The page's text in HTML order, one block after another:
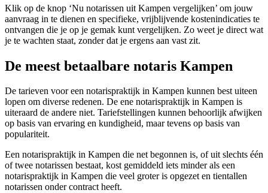
Klik op de knop ‘Nu notarissen uit Kampen vergelijken’ om jouw
aanvraag in te dienen en specifieke, vrijblijvende kostenindicaties te
ontvangen die je op je gemak kunt vergelijken. Zo weet je direct wat
je te wachten staat, zonder dat je ergens aan vast zit.
De meest betaalbare notaris Kampen
De tarieven voor een notarispraktijk in Kampen kunnen best uiteen
lopen om diverse redenen. De ene notarispraktijk in Kampen is
uiteraard de andere niet. Tariefstellingen kunnen behoorlijk afwijken
op basis van ervaring en kundigheid, maar tevens op basis van
populariteit.
Een notarispraktijk in Kampen die net begonnen is, of uit slechts één
of twee notarissen bestaat, kost gemiddeld iets minder als een
notarispraktijk in Kampen die veel groter is opgezet en tientallen
notarissen onder contract heeft.